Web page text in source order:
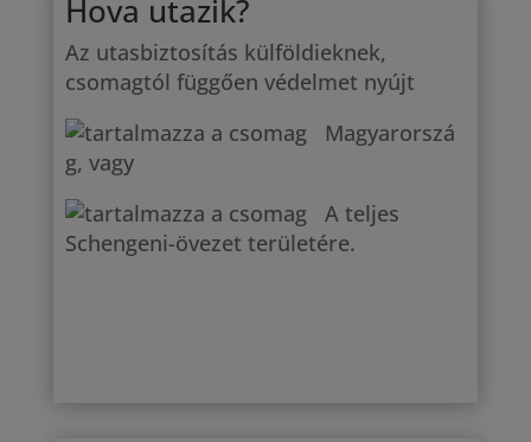
Hova utazik?
Az utasbiztosítás külföldieknek,
csomagtól függően védelmet nyújt
Magyarorszá
g, vagy
A teljes
Schengeni-övezet területére.